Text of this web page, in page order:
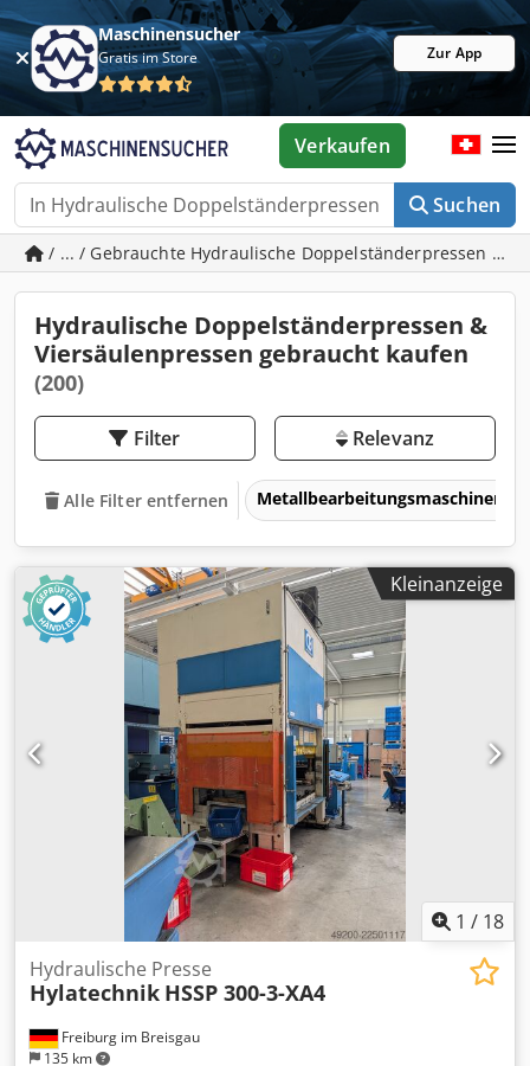
Maschinensucher
Gratis im Store Zur App
Suchen
Verkaufen
/ ... / Gebrauchte Hydraulische Doppelständerpressen &
Hydraulische Doppelständerpressen &
Viersäulenpressen gebraucht kaufen
(200)
Filter Relevanz
Alle Filter entfernen Metallbearbeitungsmaschinen
Kleinanzeige
1 / 18
Freiburg im Breisgau
135 km
Hydraulische Presse
Hylatechnik HSSP 300-3-XA4